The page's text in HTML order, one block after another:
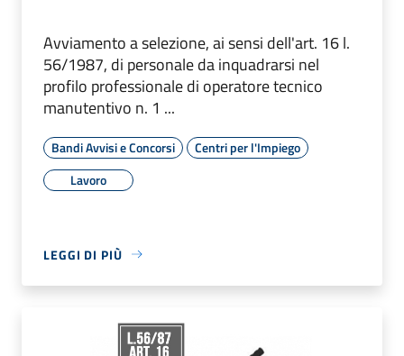
Avviamento a selezione, ai sensi dell'art. 16 l.
56/1987, di personale da inquadrarsi nel
profilo professionale di operatore tecnico
manutentivo n. 1 ...
Bandi Avvisi e Concorsi
Centri per l'Impiego
Lavoro
LEGGI DI PIÙ